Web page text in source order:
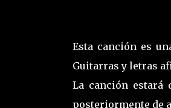
Esta canción es
Guitarras y letras
La canción estará
posteriormente de